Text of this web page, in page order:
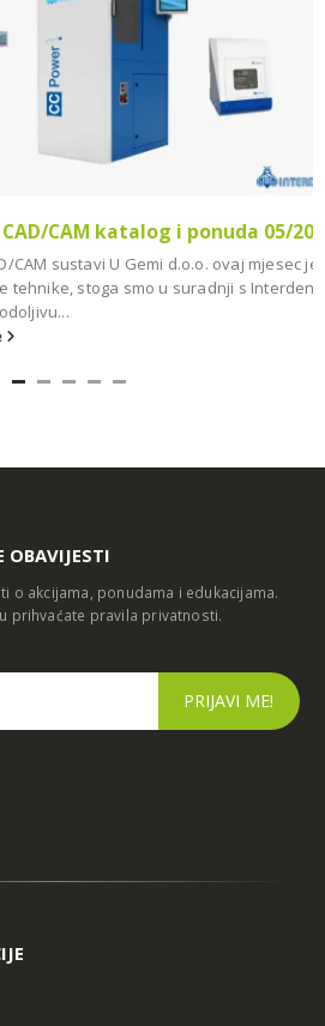
CAM katalog i ponuda 05/2018
sustavi U Gemi d.o.o. ovaj mjesec je
stoga smo u suradnji s Interdentom
OBAVIJESTI
prihvaćatepravila privatnosti.